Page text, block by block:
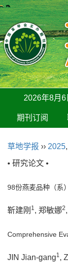
2026年8月6
期刊订阅
草地学报 ›› 2025,
• 研究论文 •
98份燕麦品种（系
靳建刚 1, 郑敏娜2
Comprehensive
JIN Jian-gang1,